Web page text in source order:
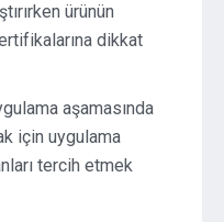
ürünün
dikkat
aşamasında
için uygulama
tercih etmek